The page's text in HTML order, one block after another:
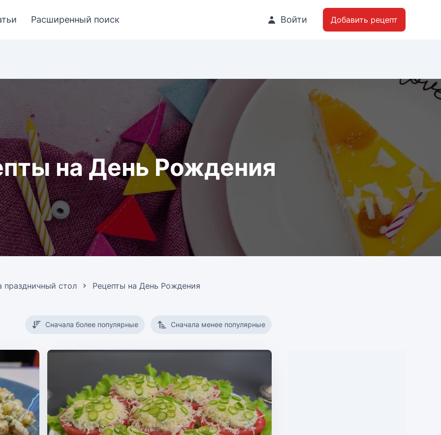
Расширенный поиск Войти Добавить рецепт
на День Рождения
праздничный стол Рецепты на День Рождения
Сначала более популярные Сначала менее популярные